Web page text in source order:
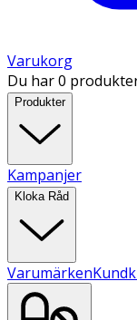
Varukorg
Du har 0
Produkter
Kampanjer
Kloka Råd
Varumärken